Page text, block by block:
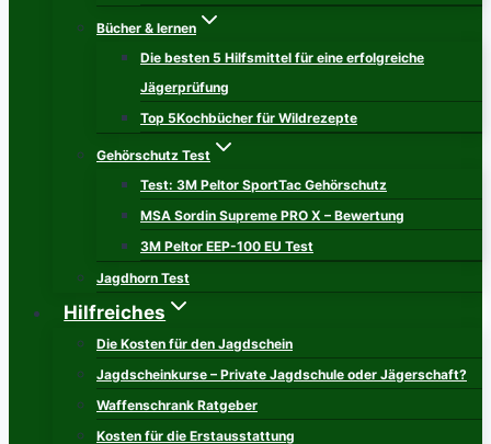
Bücher & lernen
Die besten 5 Hilfsmittel für eine erfolgreiche
Jägerprüfung
Top 5Kochbücher für Wildrezepte
Gehörschutz Test
Test: 3M Peltor SportTac Gehörschutz
MSA Sordin Supreme PRO X – Bewertung
3M Peltor EEP-100 EU Test
Jagdhorn Test
Hilfreiches
Die Kosten für den Jagdschein
Jagdscheinkurse – Private Jagdschule oder Jägerschaft?
Waffenschrank Ratgeber
Kosten für die Erstausstattung